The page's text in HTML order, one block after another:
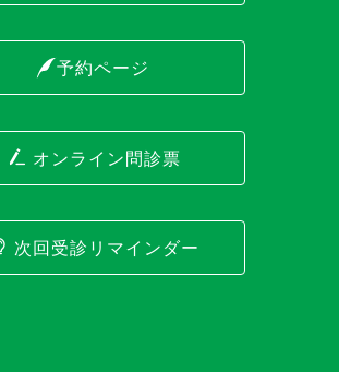
予約ページ
オンライン問診票
次回受診リマインダー